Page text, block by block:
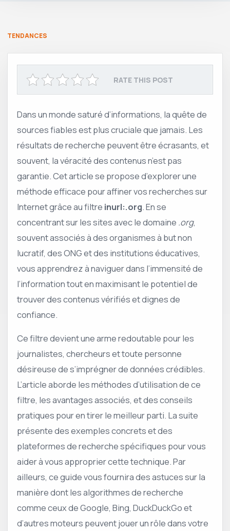
TENDANCES
RATE THIS POST
Dans un monde saturé d’informations, la quête de
sources fiables est plus cruciale que jamais. Les
résultats de recherche peuvent être écrasants, et
souvent, la véracité des contenus n’est pas
garantie. Cet article se propose d’explorer une
méthode efficace pour affiner vos recherches sur
Internet grâce au filtre inurl:.org. En se
concentrant sur les sites avec le domaine .org,
souvent associés à des organismes à but non
lucratif, des ONG et des institutions éducatives,
vous apprendrez à naviguer dans l’immensité de
l’information tout en maximisant le potentiel de
trouver des contenus vérifiés et dignes de
confiance.
Ce filtre devient une arme redoutable pour les
journalistes, chercheurs et toute personne
désireuse de s’imprégner de données crédibles.
L’article aborde les méthodes d’utilisation de ce
filtre, les avantages associés, et des conseils
pratiques pour en tirer le meilleur parti. La suite
présente des exemples concrets et des
plateformes de recherche spécifiques pour vous
aider à vous approprier cette technique. Par
ailleurs, ce guide vous fournira des astuces sur la
manière dont les algorithmes de recherche
comme ceux de Google, Bing, DuckDuckGo et
d’autres moteurs peuvent jouer un rôle dans votre